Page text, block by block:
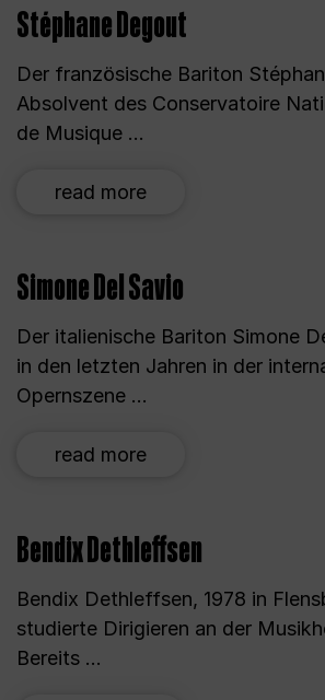
Stéphane Degout
Der französische Bariton
Absolvent des Conservatoire
de Musique ...
read more
Simone Del Savio
Der italienische Bariton Simone
in den letzten Jahren in der
Opernszene ...
read more
Bendix Dethleffsen
Bendix Dethleffsen, 1978 in
studierte Dirigieren an der
Bereits ...